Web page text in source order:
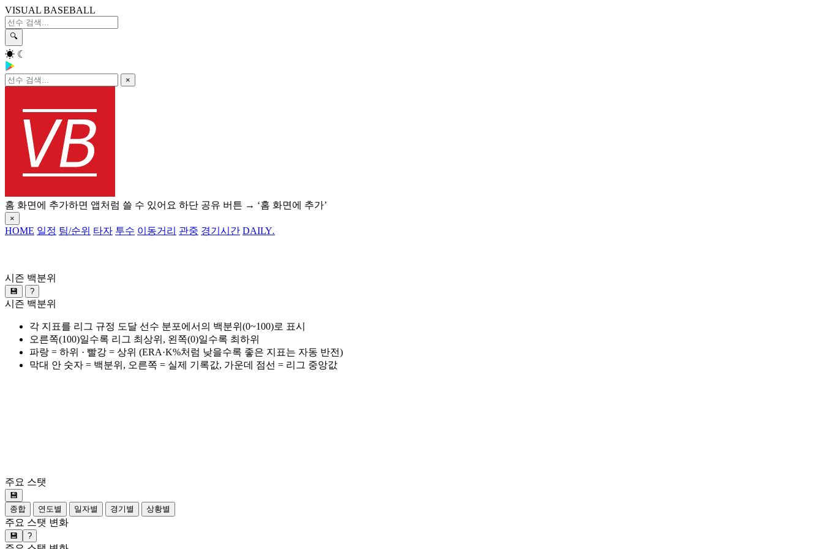
VISUAL BASEBALL
🔍
☀ ☾
×
홈 화면에 추가하면 앱처럼 쓸 수 있어요 하단 공유 버튼 → ‘홈 화면에 추가’
×
HOME 일정 팀/순위 타자 투수 이동거리 관중 경기시간 DAILY.
시즌 백분위
💾 ?
시즌 백분위
각 지표를 리그 규정 도달 선수 분포에서의 백분위(0~100)로 표시
오른쪽(100)일수록 리그 최상위, 왼쪽(0)일수록 최하위
파랑 = 하위 · 빨강 = 상위 (ERA·K%처럼 낮을수록 좋은 지표는 자동 반전)
막대 안 숫자 = 백분위, 오른쪽 = 실제 기록값, 가운데 점선 = 리그 중앙값
주요 스탯
💾
종합
연도별 일자별 경기별 상황별
주요 스탯 변화
💾 ?